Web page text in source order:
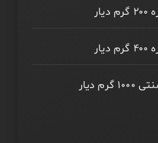
دیار
دیار
گرم دیار